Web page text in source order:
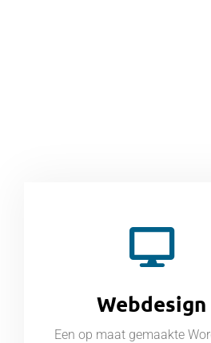
Webdesign
Een op maat gemaakte